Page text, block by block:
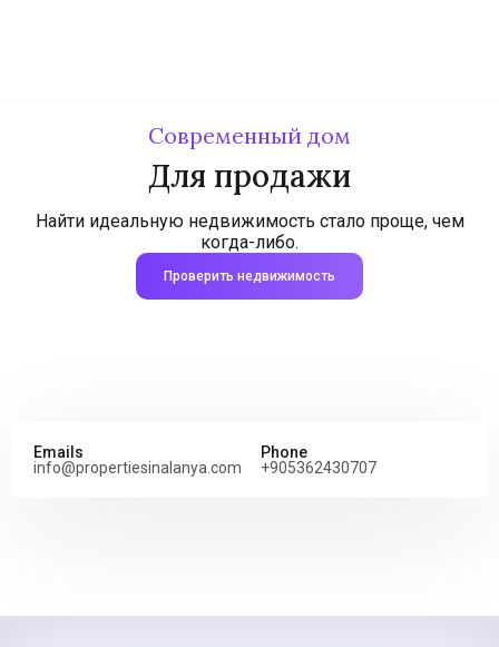
Современный дом
Для продажи
Найти идеальную недвижимость стало проще, чем
когда-либо.
Проверить недвижимость
Emails
info@propertiesinalanya.com
Phone
+905362430707